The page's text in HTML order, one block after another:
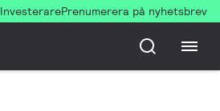
InvesterarePrenumerera på nyhetsbrev